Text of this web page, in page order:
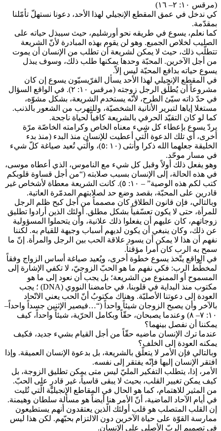
(مرقس ١٠: ٢– ١٦)
كي ندخل في عمق المقطع الإنجيلي لهذا الأحد، دعونا نستهلّ تأمّلنا
بمقدّمة.
كما نعلم، يسوع في طريقه نحو أورشليم، حيث سيبذل حياته على
الصليب لخلاص الجميع. وهو لن يقوم بهذه المبادرة لأنّ الشريعة
تتطلّب ذلك، حيث لا يمكن لشريعة أن تطلب من الإنسان أن يموت
من أجل الآخرين. المحبّة وحدها يمكنها طلب ذلك، وسوف يبذل
يسوع حياته بدافع المحبّة ليس إلاّ.
في المقطع الإنجيلي لهذا الأحد يسأل الفرّيسيّون يسوع إن كان
مشروعاً أن يُطلّق الرجل زوجته (مرقس ١٠: ٢). في الواقع السؤال
في حدّ ذاته سيّئ الطرح، لأنّه يستخدم الشريعة، بشكل مشوّه،
مستغلا إياها لتبرير الأنانية الشخصيّة، وللتهرب من الشعور بالذنب.
كما لو كان التقيّد الحرفي بالشريعة كافياّ لحياة ناجحة.
يردّ يسوع بإعطاء كل شيء معناه الخاص وكرامته الخاصّة مرّة
أخرى، أي تلك الدعوة الّتي أعطيت للإنسان منذ البدء (منذ بدء
الخليقة جعلهما الله ذكرا وأنثى (١٠ :٥)، والّتي تُعيد صياغة كلّ شيء
في مسار موحّد.
وهو يفعل ذلك أولاً وقبل كل شيء مع الناموس، الذي أعطاه موسى،
في هذه الحالة، إلى الإنسان بسبب صلابته (“من أجل قساوة قلوبكم
كتب لكم هذه الوصية” – ١٠: ٥). كانت الشريعة معطاة لأشخاص غير
قادرين على المحبّة، بقصد وضع حد لصلابتهم المدمّرة العاتية.
وبالتالي، فإن قانون الطلاق كان مصمماً من أجل كبح ظلم الرجل
للمرأة، حتى لا يكون تعسّفياً بشكل مطلق. أولئك الذين أرادوا تطليق
زوجاتهم، كان عليهم أن يفعلوا ذلك علانية، وأن يتحملوا المسؤولية
عن ذلك، وكان ينبغي أن يكون لديهم أسباب وجيهة للقيام به. لكننا
نفهم أن هذا لا يمكن أن يسود علاقة الحب بين الرجل والمرأة. إنّ ما
سمح به الرب كان أمرا مؤقتاً.
في الواقع يتّخذ يسوع خطوة أخرى، ويُعيد صياغة أساس الزواج وفقاً
لمخطّط الرب: فكي نفهم ما هو الحبّ الزوجيّ، لا تكفي الإشارة إلى
المسموح أو الممنوع من الشريعة؛ بل يجب أن نعود إلى ما هو
مكتوب منذ البداية في قلوبنا، في حامضنا النووي (DNA) ؛ يجب
العودة إلى دعوتنا الأصليّة. وهناك مكتوبُ أنّ الحب يعني الاتّحاد
بالآخر وأن يصبح الزوجان شيئاً واحداً (“…فيصير الإثنين جسداً واحداً–
١٠: ٧– ٨) وعندما يصبحان، حقّاً وبكامل الحرّية، شيئاً واحداً، كيف
يمكننا أن نفصل بينهما؟
عندما ترك الإنسان ماضيه حقّاً من أجل القيام بشيء جديد، فكيف
يمكنه العودة إلى الخلف؟
وبالتالي فإن الأمر لا يتعلّق بالشريعة، بل بدعوة الإنسان العميقة. وإذا
افتقر الإنسان إليها فإنّه يفتقر إلى نفسه.
الأمر، إذا، يتطلب التفكير المليّ ليس متى يمكن تطليق الزوجة، بل
كيف يمكن تغيير القلب، بحيث لا يبقى قاسياً، غير قادرٍ على الحبّ.
من المثير للاهتمام، كما هو الحال في المقاطع الإنجيليّة الّتي تُليت
في أيام الآحاد الماضية، أنّ الأمر هنا أيضاً هو مسألة سلطان وهيمنة.
إن القلب المتصلب هو قلب أولئك الّذين يعتقدون أنهم يستطيعون
ممارسة القوّة على حياة الآخرين دون الالتزام بحبّهم. لكن هذا ليس
في تصميم الربّ الأصلي على الإنسان.